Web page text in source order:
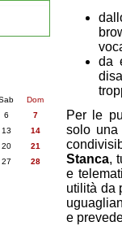
da
Per le
solo una
Stanca,
e
utilità da
e
Dom
6
7
13
14
20
21
27
28